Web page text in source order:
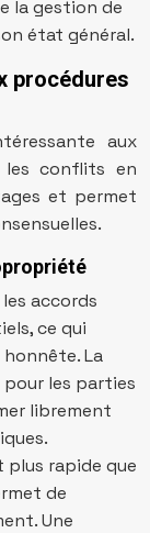
la gestion de
état général.
procédures
aux
les conflits en
et permet
accords
ce qui
La
les parties
librement
plus rapide que
de
Une